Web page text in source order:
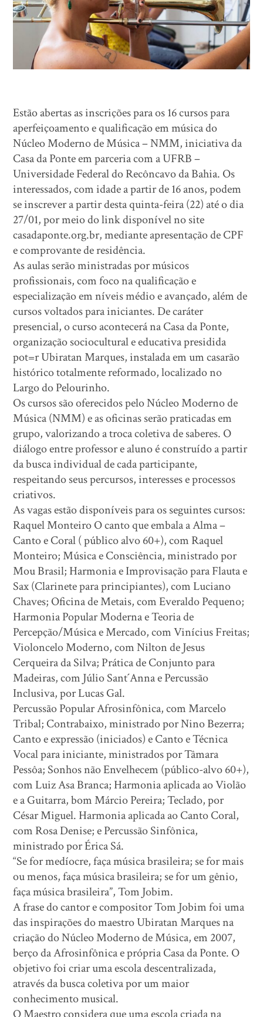
Estão abertas as inscrições para os 16 cursos para
aperfeiçoamento e qualificação em música do
Núcleo Moderno de Música – NMM, iniciativa da
Casa da Ponte em parceria com a UFRB –
Universidade Federal do Recôncavo da Bahia. Os
interessados, com idade a partir de 16 anos, podem
se inscrever a partir desta quinta-feira (22) até o dia
27/01, por meio do link disponível no site
casadaponte.org.br, mediante apresentação de CPF
e comprovante de residência.
As aulas serão ministradas por músicos
profissionais, com foco na qualificação e
especialização em níveis médio e avançado, além de
cursos voltados para iniciantes. De caráter
presencial, o curso acontecerá na Casa da Ponte,
organização sociocultural e educativa presidida
pot=r Ubiratan Marques, instalada em um casarão
histórico totalmente reformado, localizado no
Largo do Pelourinho.
Os cursos são oferecidos pelo Núcleo Moderno de
Música (NMM) e as oficinas serão praticadas em
grupo, valorizando a troca coletiva de saberes. O
diálogo entre professor e aluno é construído a partir
da busca individual de cada participante,
respeitando seus percursos, interesses e processos
criativos.
As vagas estão disponíveis para os seguintes cursos:
Raquel Monteiro O canto que embala a Alma –
Canto e Coral ( público alvo 60+), com Raquel
Monteiro; Música e Consciência, ministrado por
Mou Brasil; Harmonia e Improvisação para Flauta e
Sax (Clarinete para principiantes), com Luciano
Chaves; Oficina de Metais, com Everaldo Pequeno;
Harmonia Popular Moderna e Teoria de
Percepção/Música e Mercado, com Vinícius Freitas;
Violoncelo Moderno, com Nilton de Jesus
Cerqueira da Silva; Prática de Conjunto para
Madeiras, com Júlio Sant´Anna e Percussão
Inclusiva, por Lucas Gal.
Percussão Popular Afrosinfônica, com Marcelo
Tribal; Contrabaixo, ministrado por Nino Bezerra;
Canto e expressão (iniciados) e Canto e Técnica
Vocal para iniciante, ministrados por Tâmara
Pessôa; Sonhos não Envelhecem (público-alvo 60+),
com Luiz Asa Branca; Harmonia aplicada ao Violão
e a Guitarra, bom Márcio Pereira; Teclado, por
César Miguel. Harmonia aplicada ao Canto Coral,
com Rosa Denise; e Percussão Sinfônica,
ministrado por Érica Sá.
“Se for medíocre, faça música brasileira; se for mais
ou menos, faça música brasileira; se for um gênio,
faça música brasileira”, Tom Jobim.
A frase do cantor e compositor Tom Jobim foi uma
das inspirações do maestro Ubiratan Marques na
criação do Núcleo Moderno de Música, em 2007,
berço da Afrosinfônica e própria Casa da Ponte. O
objetivo foi criar uma escola descentralizada,
através da busca coletiva por um maior
conhecimento musical.